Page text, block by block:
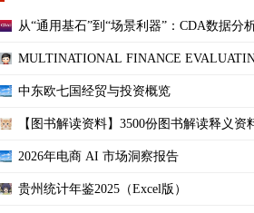
从“通用基石”到“场景利器”：CDA数据分析
MULTINATIONAL FINANCE
中东欧七国经贸与投资概览
【图书解读资料】3500份图书解读释义资
2026年电商 AI 市场洞察报告
贵州统计年鉴2025（Excel版）